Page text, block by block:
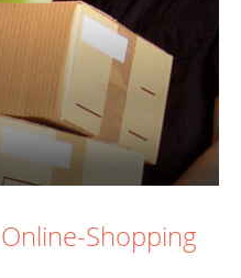
Shopping